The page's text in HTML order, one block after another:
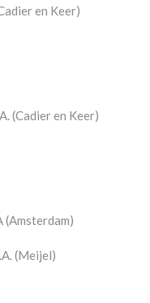
en Keer)
(Cadier en Keer)
(Amsterdam)
(Meijel)